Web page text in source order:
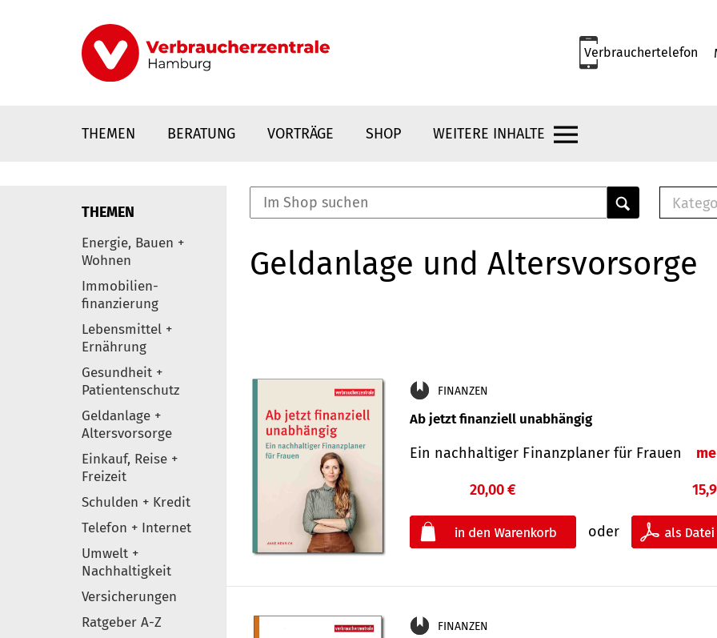
Verbrauchertelefon
THEMEN BERATUNG VORTRÄGE SHOP WEITERE INHALTE
Elemente
THEMEN
Energie, Bauen +
Wohnen
Immobilien-
finanzierung
Lebensmittel +
Ernährung
Gesundheit +
Patientenschutz
Geldanlage +
Altersvorsorge
Einkauf, Reise +
Freizeit
Schulden + Kredit
Telefon + Internet
Umwelt +
Nachhaltigkeit
Versicherungen
Ratgeber A-Z
E-
Geldanlage und Altersvorsorge
FINANZEN
Ab jetzt finanziell unabhängig
Ein nachhaltiger Finanzplaner für Frauen
20,00 €
oder
FINANZEN